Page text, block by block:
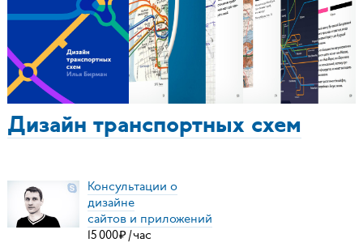
Дизайн транспортных схем
Консультации о
дизайне
сайтов и приложений
15000₽ /час